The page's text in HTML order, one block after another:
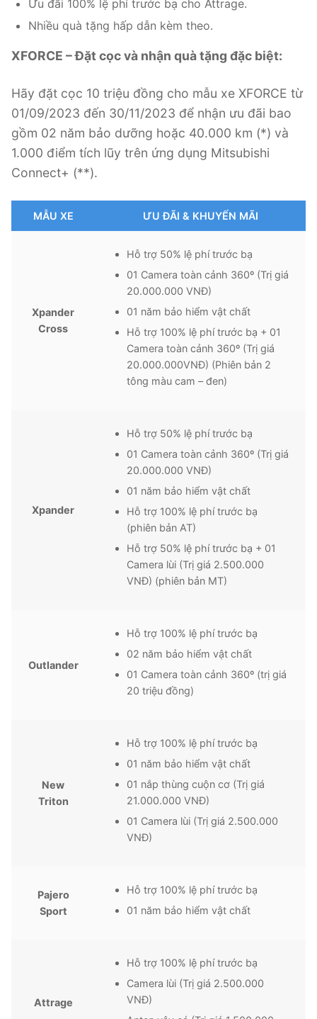
Ưu đãi 100% lệ phí trước bạ cho Attrage.
Nhiều quà tặng hấp dẫn kèm theo.
XFORCE – Đặt cọc và nhận quà tặng đặc biệt:
Hãy đặt cọc 10 triệu đồng cho mẫu xe XFORCE từ
01/09/2023 đến 30/11/2023 để nhận ưu đãi bao
gồm 02 năm bảo dưỡng hoặc 40.000 km (*) và
1.000 điểm tích lũy trên ứng dụng Mitsubishi
Connect+ (**).
MẪU XE ƯU ĐÃI & KHUYẾN MÃI
Xpander
Cross
Hỗ trợ 50% lệ phí trước bạ
01 Camera toàn cảnh 360º (Trị giá
20.000.000 VNĐ)
01 năm bảo hiểm vật chất
Hỗ trợ 100% lệ phí trước bạ + 01
Camera toàn cảnh 360º (Trị giá
20.000.000VNĐ) (Phiên bản 2
tông màu cam – đen)
Xpander
Hỗ trợ 50% lệ phí trước bạ
01 Camera toàn cảnh 360º (Trị giá
20.000.000 VNĐ)
01 năm bảo hiểm vật chất
Hỗ trợ 100% lệ phí trước bạ
(phiên bản AT)
Hỗ trợ 50% lệ phí trước bạ + 01
Camera lùi (Trị giá 2.500.000
VNĐ) (phiên bản MT)
Outlander
Hỗ trợ 100% lệ phí trước bạ
02 năm bảo hiểm vật chất
01 Camera toàn cảnh 360º (trị giá
20 triệu đồng)
New
Triton
Hỗ trợ 100% lệ phí trước bạ
01 năm bảo hiểm vật chất
01 nắp thùng cuộn cơ (Trị giá
21.000.000 VNĐ)
01 Camera lùi (Trị giá 2.500.000
VNĐ)
Pajero
Sport
Hỗ trợ 100% lệ phí trước bạ
01 năm bảo hiểm vật chất
Attrage
Hỗ trợ 100% lệ phí trước bạ
Camera lùi (Trị giá 2.500.000
VNĐ)